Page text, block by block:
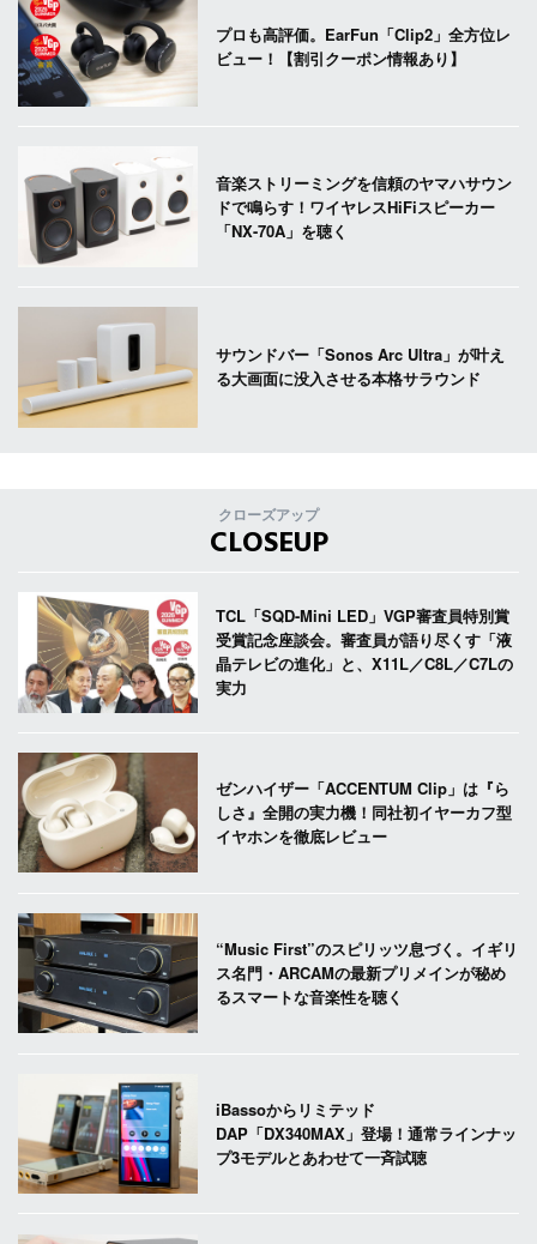
プロも高評価。EarFun「Clip2」全方位レ
ビュー！【割引クーポン情報あり】
音楽ストリーミングを信頼のヤマハサウン
ドで鳴らす！ワイヤレスHiFiスピーカー
「NX-70A」を聴く
サウンドバー「Sonos Arc Ultra」が叶え
る大画面に没入させる本格サラウンド
クローズアップ
CLOSEUP
TCL「SQD-Mini LED」VGP審査員特別賞
受賞記念座談会。審査員が語り尽くす「液
晶テレビの進化」と、X11L／C8L／C7Lの
実力
ゼンハイザー「ACCENTUM Clip」は『ら
しさ』全開の実力機！同社初イヤーカフ型
イヤホンを徹底レビュー
“Music First”のスピリッツ息づく。イギリ
ス名門・ARCAMの最新プリメインが秘め
るスマートな音楽性を聴く
iBassoからリミテッド
DAP「DX340MAX」登場！通常ラインナッ
プ3モデルとあわせて一斉試聴